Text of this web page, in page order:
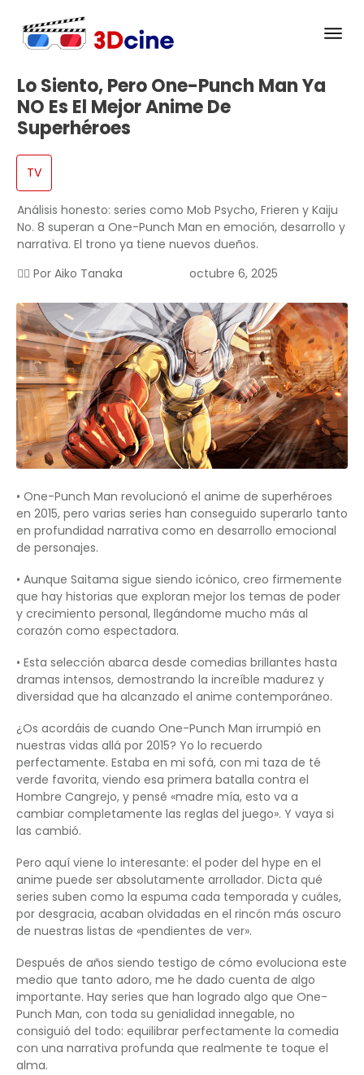
Lo Siento, Pero One-Punch Man Ya
NO Es El Mejor Anime De
Superhéroes
TV
Análisis honesto: series como Mob Psycho, Frieren y Kaiju
No. 8 superan a One-Punch Man en emoción, desarrollo y
narrativa. El trono ya tiene nuevos dueños.
✍🏻 Por Aiko Tanaka octubre 6, 2025
• One-Punch Man revolucionó el anime de superhéroes
en 2015, pero varias series han conseguido superarlo tanto
en profundidad narrativa como en desarrollo emocional
de personajes.
• Aunque Saitama sigue siendo icónico, creo firmemente
que hay historias que exploran mejor los temas de poder
y crecimiento personal, llegándome mucho más al
corazón como espectadora.
• Esta selección abarca desde comedias brillantes hasta
dramas intensos, demostrando la increíble madurez y
diversidad que ha alcanzado el anime contemporáneo.
¿Os acordáis de cuando One-Punch Man irrumpió en
nuestras vidas allá por 2015? Yo lo recuerdo
perfectamente. Estaba en mi sofá, con mi taza de té
verde favorita, viendo esa primera batalla contra el
Hombre Cangrejo, y pensé «madre mía, esto va a
cambiar completamente las reglas del juego». Y vaya si
las cambió.
Pero aquí viene lo interesante: el poder del hype en el
anime puede ser absolutamente arrollador. Dicta qué
series suben como la espuma cada temporada y cuáles,
por desgracia, acaban olvidadas en el rincón más oscuro
de nuestras listas de «pendientes de ver».
Después de años siendo testigo de cómo evoluciona este
medio que tanto adoro, me he dado cuenta de algo
importante. Hay series que han logrado algo que One-
Punch Man, con toda su genialidad innegable, no
consiguió del todo: equilibrar perfectamente la comedia
con una narrativa profunda que realmente te toque el
alma.